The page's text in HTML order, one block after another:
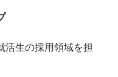
活生の採用領域を担